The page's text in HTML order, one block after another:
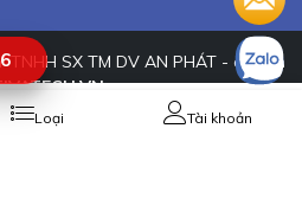
TNHH SX TM DV AN PHÁT - design
Loại Tài khoản